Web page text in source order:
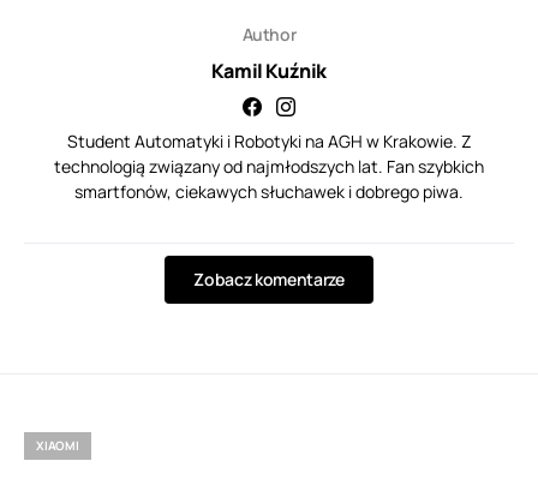
Author
Kamil Kuźnik
Student Automatyki i Robotyki na AGH w Krakowie. Z
technologią związany od najmłodszych lat. Fan szybkich
smartfonów, ciekawych słuchawek i dobrego piwa.
Zobacz komentarze
XIAOMI